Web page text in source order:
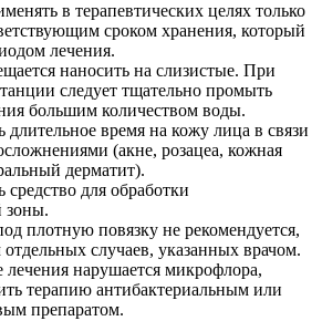
в терапевтических целях только
сроком хранения, который
лечения.
наносить на слизистые. При
следует тщательно промыть
большим количеством воды.
длительное время на кожу лица в связи
(акне, розацеа, кожная
дерматит).
средство для обработки
зоны.
плотную повязку не рекомендуется,
случаев, указанных врачом.
лечения нарушается микрофлора,
терапию антибактериальным или
препаратом.